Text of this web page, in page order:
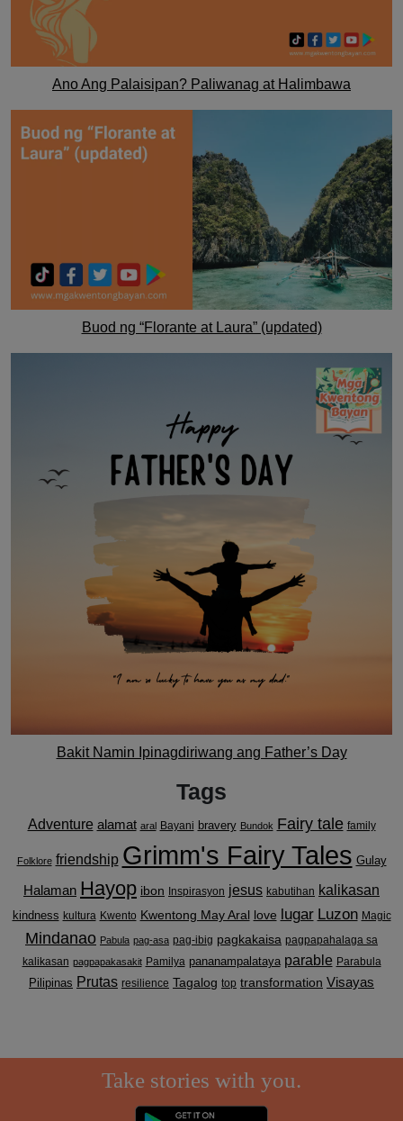
Ano Ang Palaisipan? Paliwanag at Halimbawa
Buod ng “Florante at Laura” (updated)
Bakit Namin Ipinagdiriwang ang Father’s Day
Tags
Adventure alamat aral Bayani bravery Bundok Fairy tale family
Folklore friendship Grimm's Fairy Tales Gulay
Halaman Hayop ibon Inspirasyon jesus kabutihan kalikasan
kindness kultura Kwento Kwentong May Aral love lugar Luzon Magic
Mindanao Pabula pag-asa pag-ibig pagkakaisa pagpapahalaga sa
kalikasan pagpapakasakit Pamilya pananampalataya parable Parabula
Pilipinas Prutas resilience Tagalog top transformation Visayas
Take stories with you.